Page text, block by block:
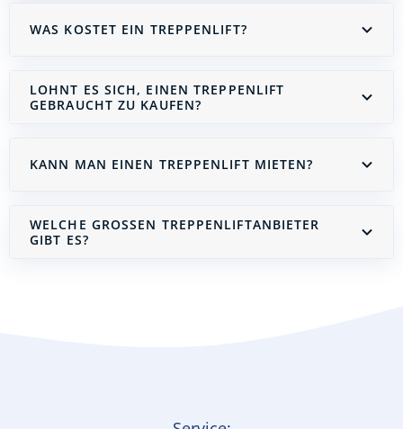
WAS KOSTET EIN TREPPENLIFT?
LOHNT ES SICH, EINEN TREPPENLIFT
GEBRAUCHT ZU KAUFEN?
KANN MAN EINEN TREPPENLIFT MIETEN?
WELCHE GROSSEN TREPPENLIFTANBIETER G
IBT ES?